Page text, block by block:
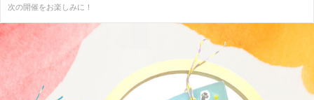
次の開催をお楽しみに！